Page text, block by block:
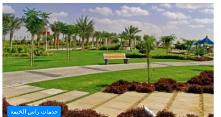
خدمات راس الخيمة